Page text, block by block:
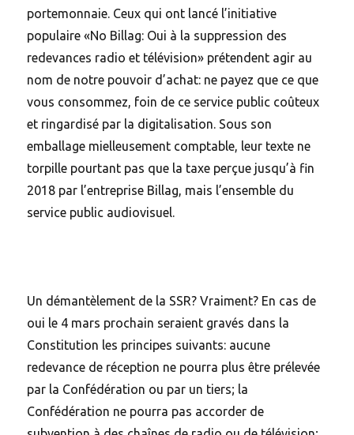
portemonnaie. Ceux qui ont lancé l’initiative
populaire «No Billag: Oui à la suppression des
redevances radio et télévision» prétendent agir au
nom de notre pouvoir d’achat: ne payez que ce que
vous consommez, foin de ce service public coûteux
et ringardisé par la digitalisation. Sous son
emballage mielleusement comptable, leur texte ne
torpille pourtant pas que la taxe perçue jusqu’à fin
2018 par l’entreprise Billag, mais l’ensemble du
service public audiovisuel.
Un démantèlement de la SSR? Vraiment? En cas de
oui le 4 mars prochain seraient gravés dans la
Constitution les principes suivants: aucune
redevance de réception ne pourra plus être prélevée
par la Confédération ou par un tiers; la
Confédération ne pourra pas accorder de